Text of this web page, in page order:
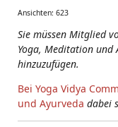
Ansichten: 623
Sie müssen Mitglied
Yoga, Meditation und
hinzuzufügen.
Bei Yoga Vidya
und Ayurveda dabei